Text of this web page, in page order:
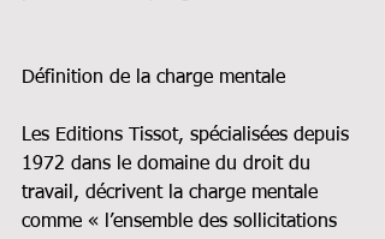
Définition de la charge mentale
Les Editions Tissot, spécialisées depuis
1972 dans le domaine du droit du
travail, décrivent la charge mentale
comme « l’ensemble des sollicitations